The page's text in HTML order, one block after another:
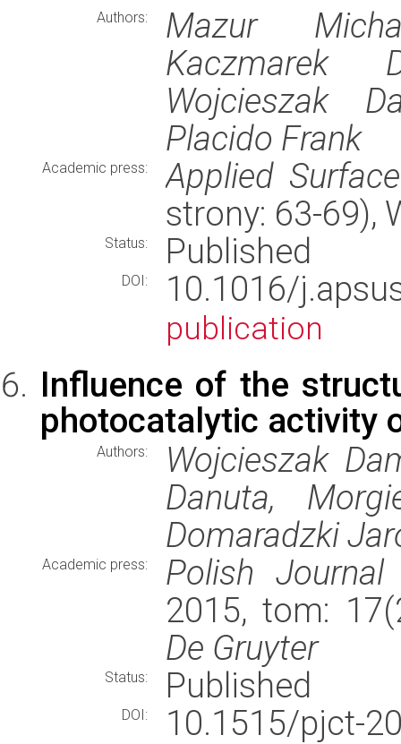
Authors:
Mazur
Kaczmarek
Wojcieszak
Placido Frank
Academic press:
Applied
strony: 63-69),
Status: Published
DOI: 10.1016/
publication
Influence of the
photocatalytic activity
Authors:
Wojcieszak
Danuta,
Domaradzki
Academic press:
Polish
2015, tom:
De Gruyter
Status: Published
DOI:
10.1515/pjct-